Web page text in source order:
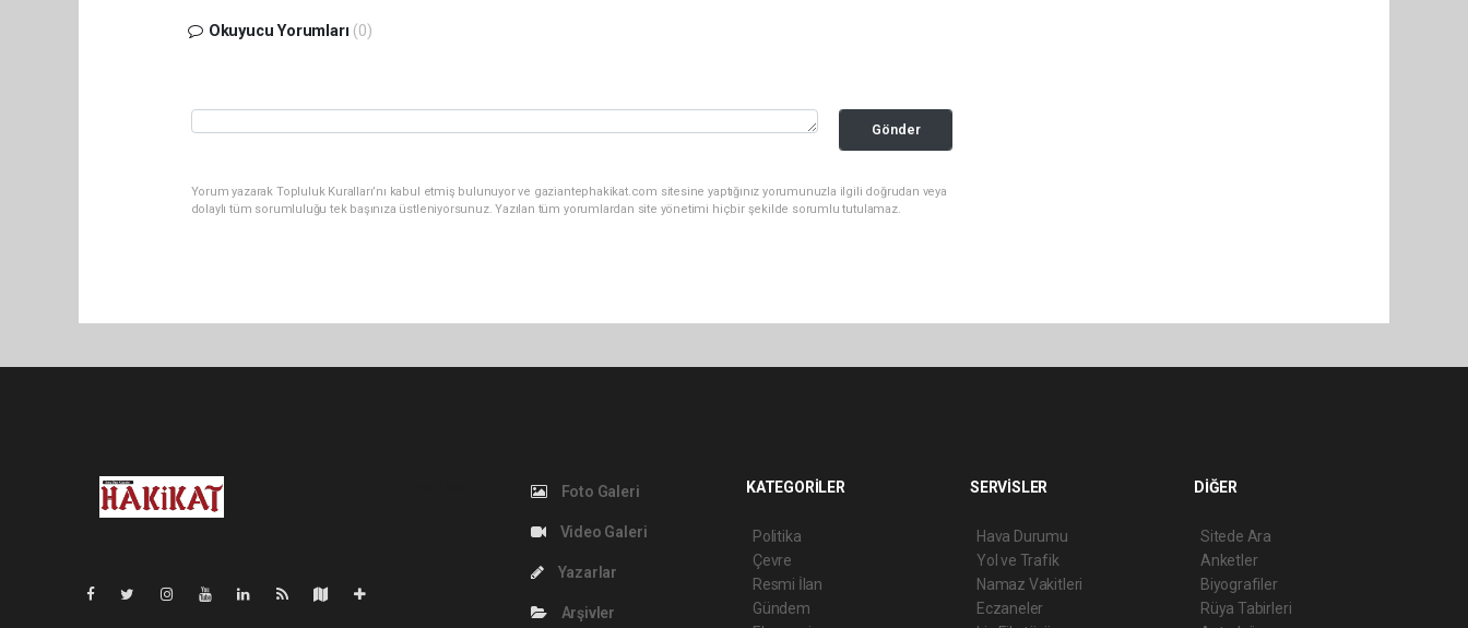
Okuyucu Yorumları (0)
Gönder
Yorum yazarak Topluluk Kuralları’nı kabul etmiş bulunuyor ve gaziantephakikat.com sitesine yaptığınız yorumunuzla ilgili doğrudan veya
dolaylı tüm sorumluluğu tek başınıza üstleniyorsunuz. Yazılan tüm yorumlardan site yönetimi hiçbir şekilde sorumlu tutulamaz.
Foto Galeri
Video Galeri
Yazarlar
Arşivler
KATEGORİLER
Politika
Çevre
Resmi İlan
Gündem
SERVİSLER
Hava Durumu
Yol ve Trafik
Namaz Vakitleri
Eczaneler
DİĞER
Sitede Ara
Anketler
Biyografiler
Rüya Tabirleri